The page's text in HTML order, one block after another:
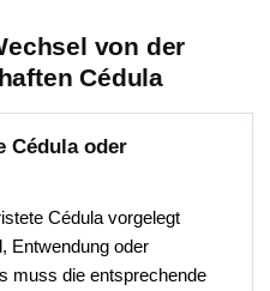
von der
Cédula
Cédula oder
Cédula vorgelegt
Entwendung oder
muss die entsprechende